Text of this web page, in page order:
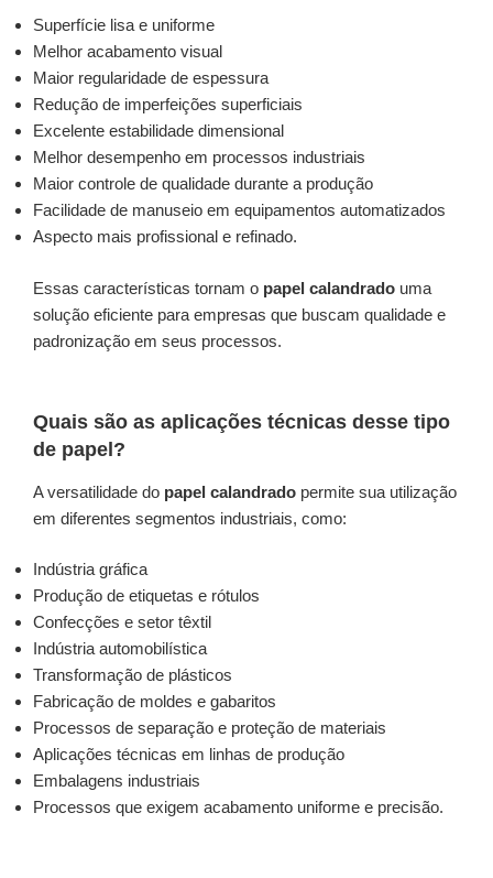
Superfície lisa e uniforme
Melhor acabamento visual
Maior regularidade de espessura
Redução de imperfeições superficiais
Excelente estabilidade dimensional
Melhor desempenho em processos industriais
Maior controle de qualidade durante a produção
Facilidade de manuseio em equipamentos automatizados
Aspecto mais profissional e refinado.
Essas características tornam o papel calandrado uma
solução eficiente para empresas que buscam qualidade e
padronização em seus processos.
Quais são as aplicações técnicas desse tipo
de papel?
A versatilidade do papel calandrado permite sua utilização
em diferentes segmentos industriais, como:
Indústria gráfica
Produção de etiquetas e rótulos
Confecções e setor têxtil
Indústria automobilística
Transformação de plásticos
Fabricação de moldes e gabaritos
Processos de separação e proteção de materiais
Aplicações técnicas em linhas de produção
Embalagens industriais
Processos que exigem acabamento uniforme e precisão.